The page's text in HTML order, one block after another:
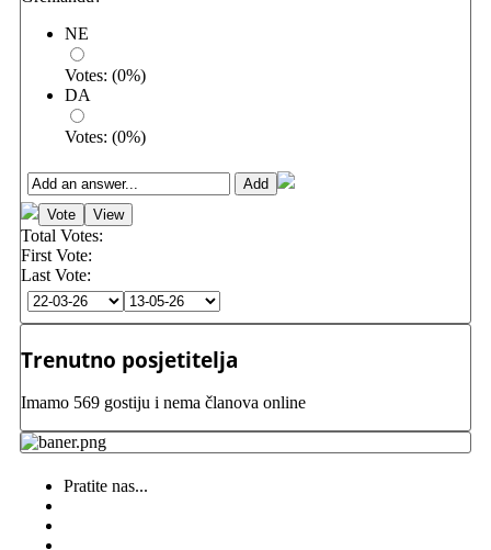
NE
Votes: (0%)
DA
Votes: (0%)
Total Votes:
First Vote:
Last Vote:
Trenutno posjetitelja
Imamo 569 gostiju i nema članova online
Pratite nas...